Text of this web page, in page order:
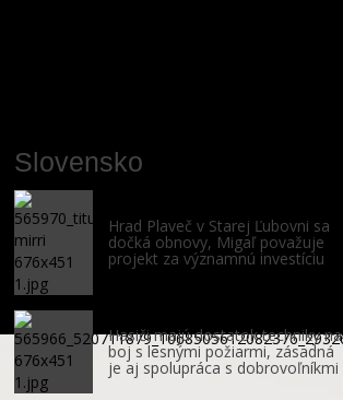
Slovensko
Hrad Plaveč v Starej Ľubovni sa
dočká obnovy, Migaľ považuje
projekt za významnú investíciu
Hasiči majú dostatok techniky na
boj s lesnými požiarmi, zásadná
je aj spolupráca s dobrovoľníkmi